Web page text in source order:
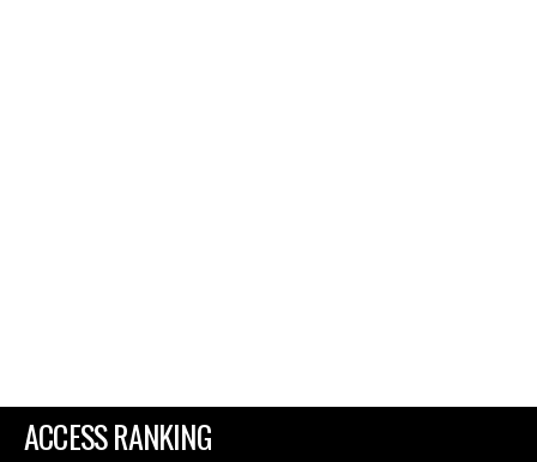
ACCESS RANKING